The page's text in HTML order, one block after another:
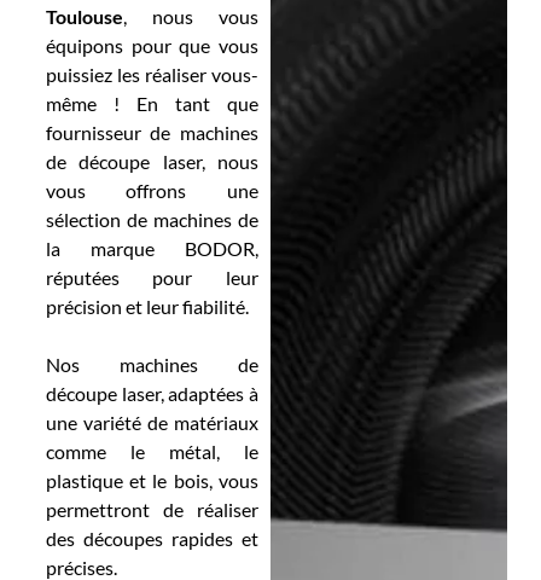
Toulouse , nous vous
équipons pour que vous
puissiez les réaliser vous-
même ! En tant que
fournisseur de machines
de découpe laser, nous
vous offrons une
sélection de machines de
la marque BODOR,
réputées pour leur
précision et leur fiabilité.
Nos machines de
découpe laser, adaptées à
une variété de matériaux
comme le métal, le
plastique et le bois, vous
permettront de réaliser
des découpes rapides et
précises.